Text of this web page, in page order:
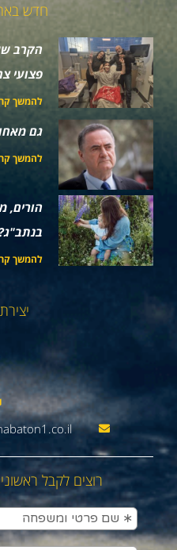
חדש
הקרב
פצועי
להמשך
גם
להמשך
הורים,
בנתב"ג?
להמשך
רוצים לקבל